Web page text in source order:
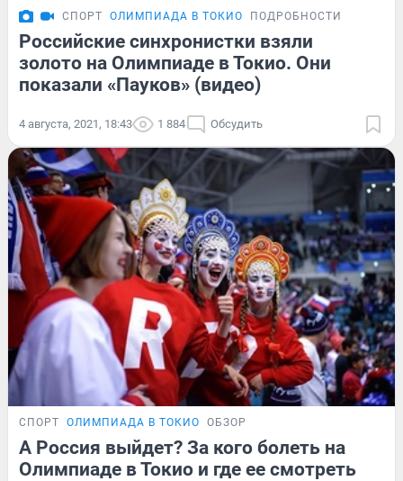
СПОРТ ОЛИМПИАДА В ТОКИО ПОДРОБНОСТИ
Российские синхронистки взяли
золото на Олимпиаде в Токио. Они
показали «Пауков» (видео)
4 августа, 2021, 18:43 1 884 Обсудить
СПОРТ ОЛИМПИАДА В ТОКИО ОБЗОР
А Россия выйдет? За кого болеть на
Олимпиаде в Токио и где ее смотреть